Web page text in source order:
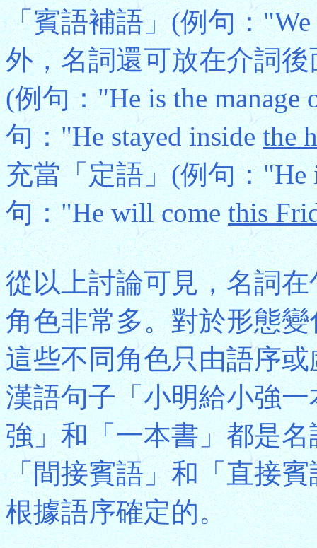
「賓語補語」(例句："We
外，名詞還可放在介詞
(例句："He is the manage
句："He stayed insidethe
充當「定語」(例句："He
句："He will comethis
從以上討論可見，名詞
角色非常多。對於形態
這些不同角色只由語序
漢語句子「小明給小強
強」和「一本書」都是
「間接賓語」和「直接
根據語序確定的。